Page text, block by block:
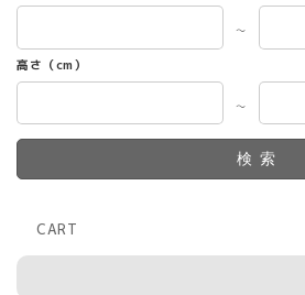
～
高さ（cm）
～
検索
CART